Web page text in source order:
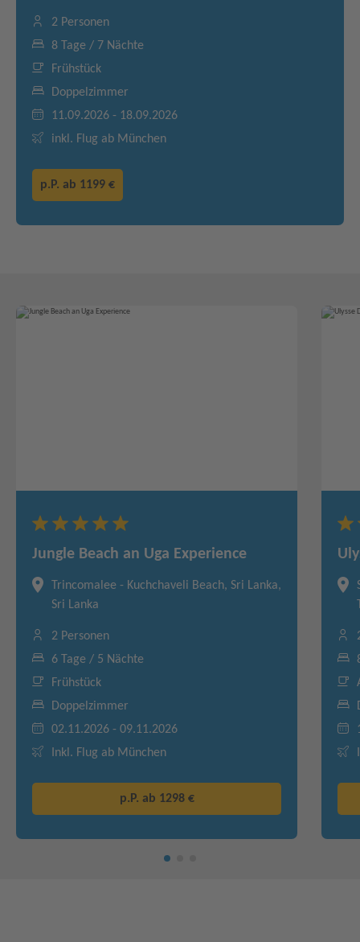
2 Personen
8 Tage / 7 Nächte
Frühstück
Doppelzimmer
11.09.2026 - 18.09.2026
inkl. Flug ab München
p.P. ab 1199 €
Jungle Beach an Uga Experience
Trincomalee - Kuchchaveli Beach, Sri Lanka,
Sri Lanka
2 Personen
6 Tage / 5 Nächte
Frühstück
Doppelzimmer
02.11.2026 - 09.11.2026
Inkl. Flug ab München
p.P. ab 1298 €